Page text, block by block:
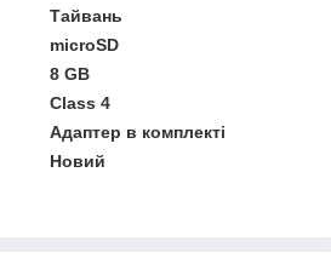
Тайвань
microSD
8 GB
Class 4
Адаптер в комплекті
Новий